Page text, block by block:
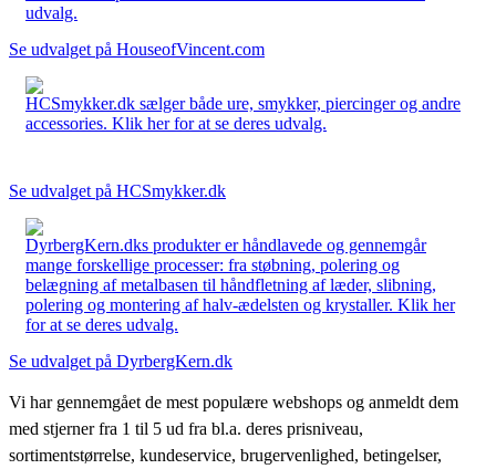
udvalg.
Se udvalget på HouseofVincent.com
HCSmykker.dk sælger både ure, smykker, piercinger og andre
accessories. Klik her for at se deres udvalg.
Se udvalget på HCSmykker.dk
DyrbergKern.dks produkter er håndlavede og gennemgår
mange forskellige processer: fra støbning, polering og
belægning af metalbasen til håndfletning af læder, slibning,
polering og montering af halv-ædelsten og krystaller. Klik her
for at se deres udvalg.
Se udvalget på DyrbergKern.dk
Vi har gennemgået de mest populære webshops og anmeldt dem
med stjerner fra 1 til 5 ud fra bl.a. deres prisniveau,
sortimentstørrelse, kundeservice, brugervenlighed, betingelser,